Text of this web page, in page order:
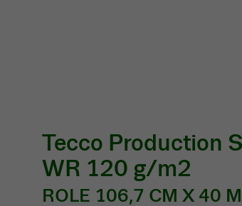
Tecco Production
WR 120 g/m2
ROLE 106,7 CM X 40